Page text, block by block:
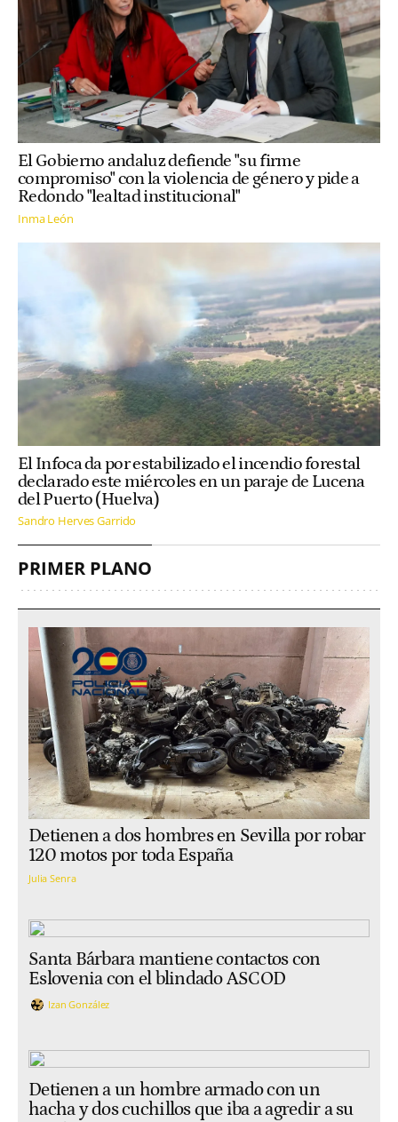
El Gobierno andaluz defiende "su firme
compromiso" con la violencia de género y pide a
Redondo "lealtad institucional"
Inma León
El Infoca da por estabilizado el incendio forestal
declarado este miércoles en un paraje de Lucena
del Puerto (Huelva)
Sandro Herves Garrido
PRIMER PLANO
Detienen a dos hombres en Sevilla por robar
120 motos por toda España
Julia Senra
Santa Bárbara mantiene contactos con
Eslovenia con el blindado ASCOD
Izan González
Detienen a un hombre armado con un
hacha y dos cuchillos que iba a agredir a su